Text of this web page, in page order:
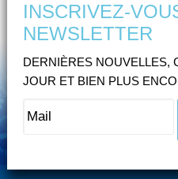
INSCRIVEZ-
NEWSLETTER
DERNIÈRES NOUVELLES,
JOUR ET BIEN PLUS